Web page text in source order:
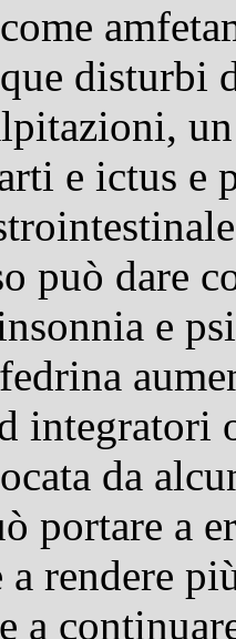
disturbi
e ictus e
può dare
e
da
portare a
a rendere
a